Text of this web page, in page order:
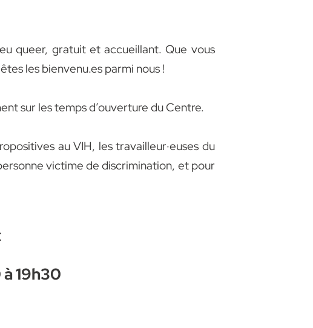
queer, gratuit et accueillant. Que vous
les bienvenu.es parmi nous !
sur les temps d’ouverture du Centre.
au VIH, les travailleur·euses du
victime de discrimination, et pour
19h30